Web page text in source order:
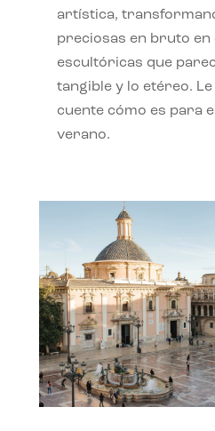
artística,
preciosas en bruto en
escultóricas que
tangible y lo etéreo.
cuente cómo es para
verano.